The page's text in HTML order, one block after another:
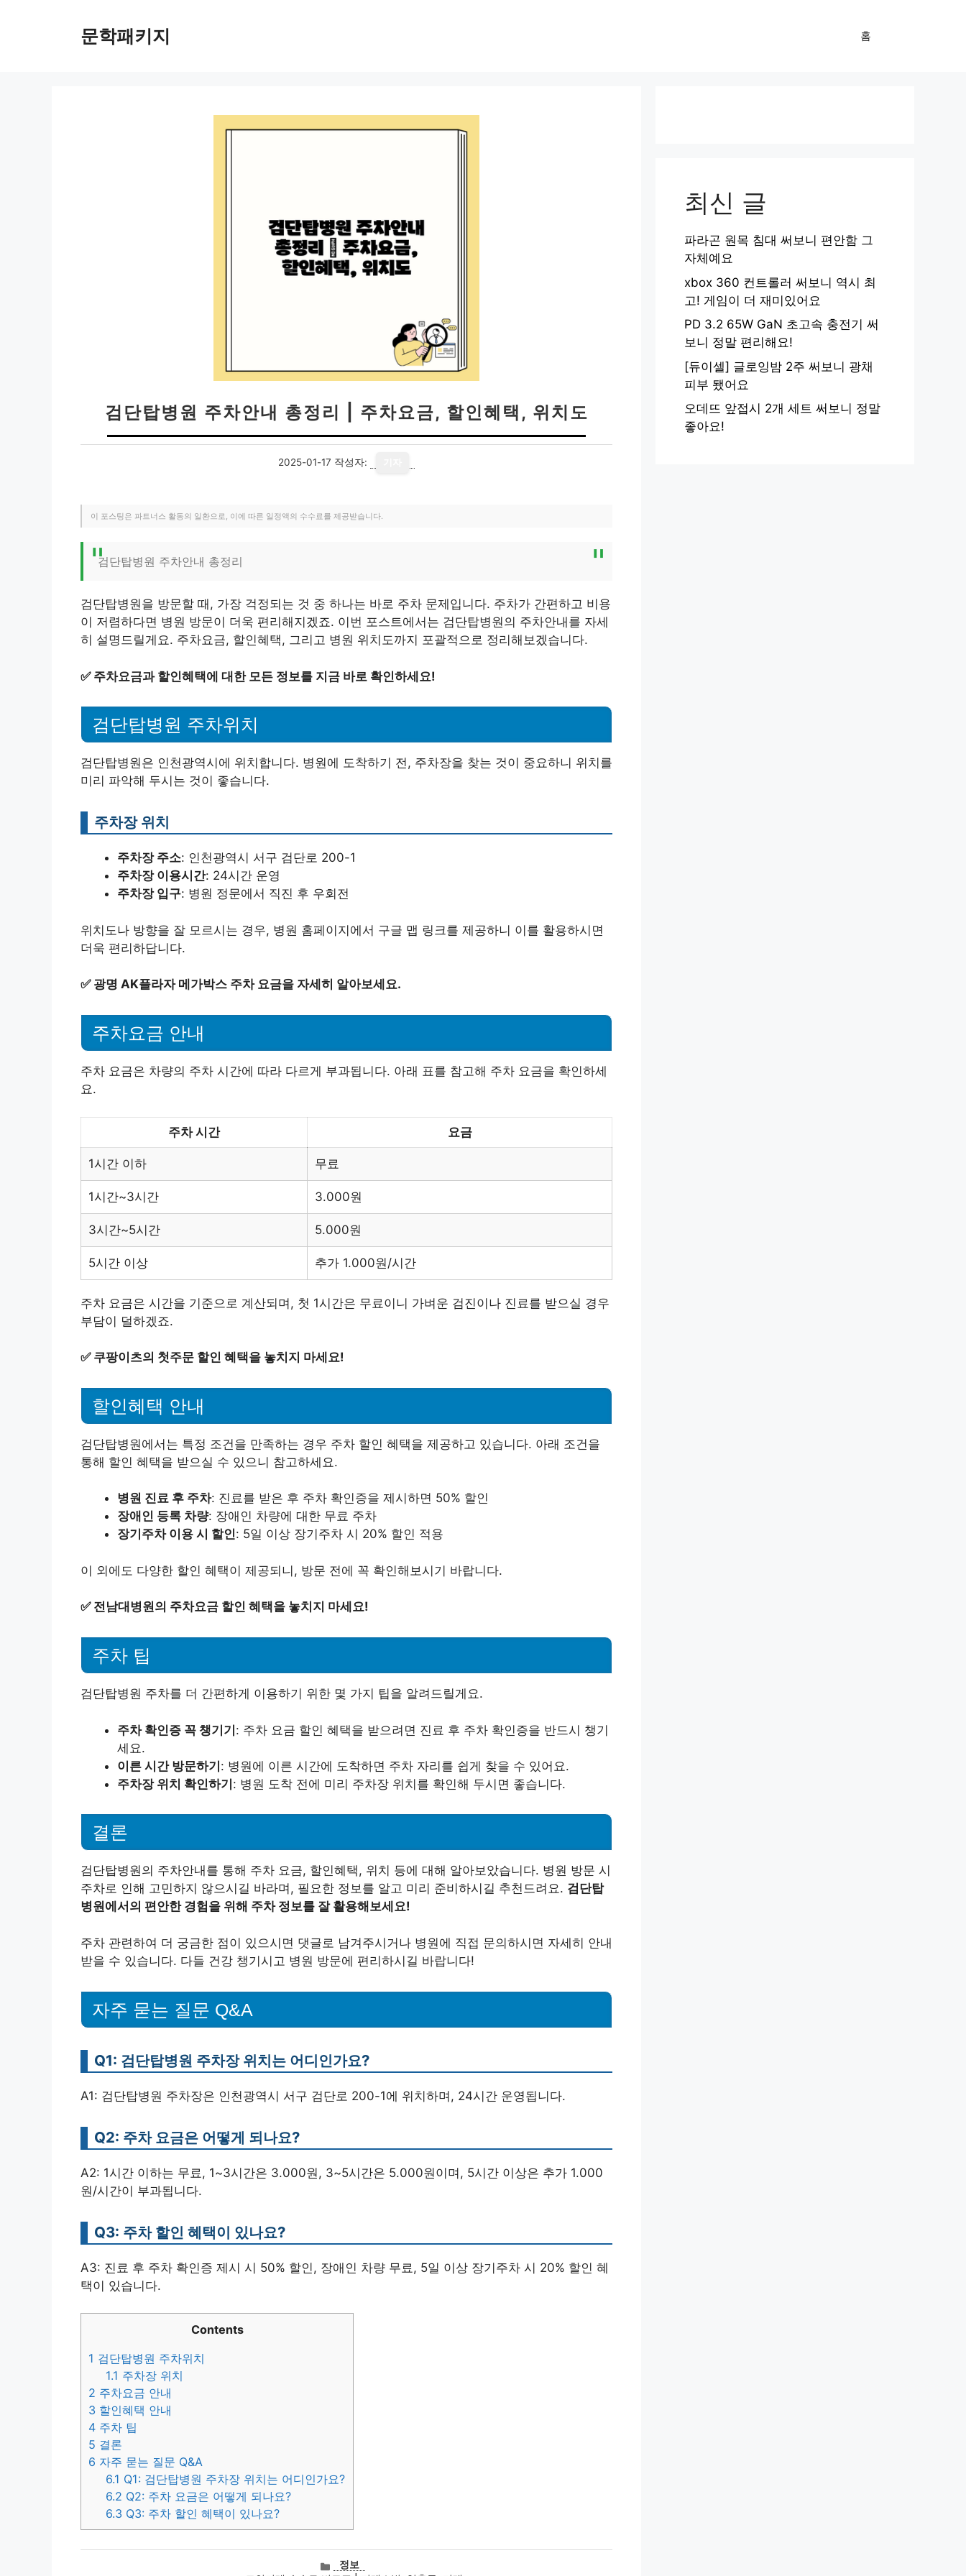
문학패키지 홈
검단탑병원 주차안내 총정리 | 주차요금, 할인혜택, 위치도
2025-01-17 작성자:
이 포스팅은 파트너스 활동의 일환으로, 이에 따른 일정액의 수수료를 제공받습니다.
검단탑병원 주차안내 총정리
검단탑병원을 방문할 때, 가장 걱정되는 것 중 하나는 바로 주차 문제입니다. 주차가 간편하고 비용
이 저렴하다면 병원 방문이 더욱 편리해지겠죠. 이번 포스트에서는 검단탑병원의 주차안내를 자세
히 설명드릴게요. 주차요금, 할인혜택, 그리고 병원 위치도까지 포괄적으로 정리해보겠습니다.
✅ 주차요금과 할인혜택에 대한 모든 정보를 지금 바로 확인하세요!
검단탑병원 주차위치
검단탑병원은 인천광역시에 위치합니다. 병원에 도착하기 전, 주차장을 찾는 것이 중요하니 위치를
미리 파악해 두시는 것이 좋습니다.
주차장 위치
주차장 주소: 인천광역시 서구 검단로 200-1
주차장 이용시간: 24시간 운영
주차장 입구: 병원 정문에서 직진 후 우회전
위치도나 방향을 잘 모르시는 경우, 병원 홈페이지에서 구글 맵 링크를 제공하니 이를 활용하시면
더욱 편리하답니다.
✅ 광명 AK플라자 메가박스 주차 요금을 자세히 알아보세요.
주차요금 안내
주차 요금은 차량의 주차 시간에 따라 다르게 부과됩니다. 아래 표를 참고해 주차 요금을 확인하세
요.
주차 시간 요금
1시간 이하 무료
1시간~3시간 3.000원
3시간~5시간 5.000원
5시간 이상 추가 1.000원/시간
주차 요금은 시간을 기준으로 계산되며, 첫 1시간은 무료이니 가벼운 검진이나 진료를 받으실 경우
부담이 덜하겠죠.
✅ 쿠팡이츠의 첫주문 할인 혜택을 놓치지 마세요!
할인혜택 안내
검단탑병원에서는 특정 조건을 만족하는 경우 주차 할인 혜택을 제공하고 있습니다. 아래 조건을
통해 할인 혜택을 받으실 수 있으니 참고하세요.
병원 진료 후 주차: 진료를 받은 후 주차 확인증을 제시하면 50% 할인
장애인 등록 차량: 장애인 차량에 대한 무료 주차
장기주차 이용 시 할인: 5일 이상 장기주차 시 20% 할인 적용
이 외에도 다양한 할인 혜택이 제공되니, 방문 전에 꼭 확인해보시기 바랍니다.
✅ 전남대병원의 주차요금 할인 혜택을 놓치지 마세요!
주차 팁
검단탑병원 주차를 더 간편하게 이용하기 위한 몇 가지 팁을 알려드릴게요.
주차 확인증 꼭 챙기기: 주차 요금 할인 혜택을 받으려면 진료 후 주차 확인증을 반드시 챙기
세요.
이른 시간 방문하기: 병원에 이른 시간에 도착하면 주차 자리를 쉽게 찾을 수 있어요.
주차장 위치 확인하기: 병원 도착 전에 미리 주차장 위치를 확인해 두시면 좋습니다.
결론
검단탑병원의 주차안내를 통해 주차 요금, 할인혜택, 위치 등에 대해 알아보았습니다. 병원 방문 시
주차로 인해 고민하지 않으시길 바라며, 필요한 정보를 알고 미리 준비하시길 추천드려요. 검단탑
병원에서의 편안한 경험을 위해 주차 정보를 잘 활용해보세요!
주차 관련하여 더 궁금한 점이 있으시면 댓글로 남겨주시거나 병원에 직접 문의하시면 자세히 안내
받을 수 있습니다. 다들 건강 챙기시고 병원 방문에 편리하시길 바랍니다!
자주 묻는 질문 Q&A
Q1: 검단탑병원 주차장 위치는 어디인가요?
A1: 검단탑병원 주차장은 인천광역시 서구 검단로 200-1에 위치하며, 24시간 운영됩니다.
Q2: 주차 요금은 어떻게 되나요?
A2: 1시간 이하는 무료, 1~3시간은 3.000원, 3~5시간은 5.000원이며, 5시간 이상은 추가 1.000
원/시간이 부과됩니다.
Q3: 주차 할인 혜택이 있나요?
A3: 진료 후 주차 확인증 제시 시 50% 할인, 장애인 차량 무료, 5일 이상 장기주차 시 20% 할인 혜
택이 있습니다.
Contents
1 검단탑병원 주차위치
1.1 주차장 위치
2 주차요금 안내
3 할인혜택 안내
4 주차 팁
5 결론
6 자주 묻는 질문 Q&A
6.1 Q1: 검단탑병원 주차장 위치는 어디인가요?
6.2 Q2: 주차 요금은 어떻게 되나요?
6.3 Q3: 주차 할인 혜택이 있나요?
카정보
최신 글
파라곤 원목 침대 써보니 편안함 그
자체예요
xbox 360 컨트롤러 써보니 역시 최
고! 게임이 더 재미있어요
PD 3.2 65W GaN 초고속 충전기 써
보니 정말 편리해요!
[듀이셀] 글로잉밤 2주 써보니 광채
피부 됐어요
오데뜨 앞접시 2개 세트 써보니 정말
좋아요!